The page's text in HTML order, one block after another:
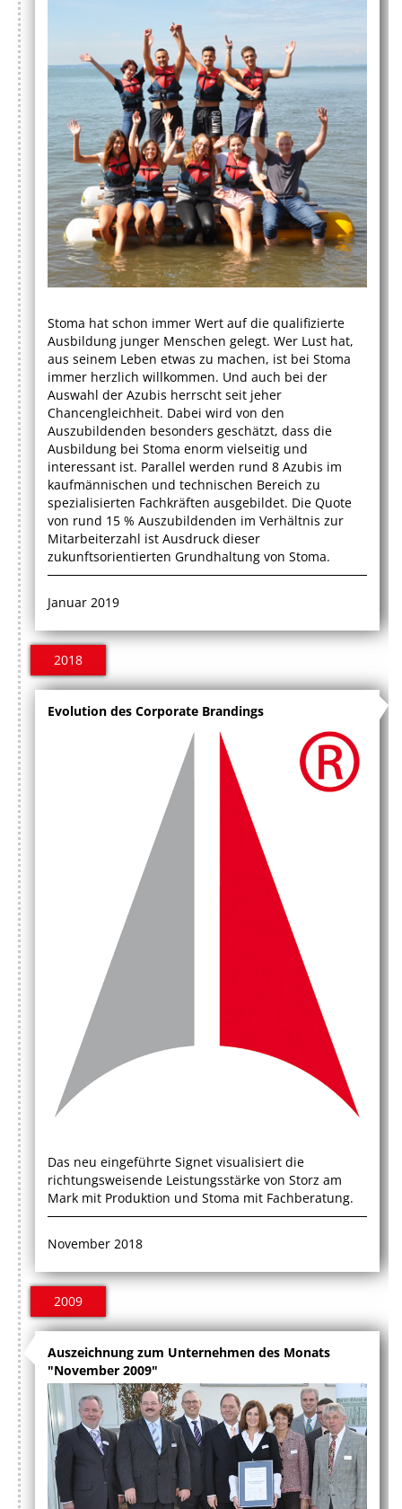
Stoma hat schon immer Wert auf die qualifizierte
Ausbildung junger Menschen gelegt. Wer Lust hat,
aus seinem Leben etwas zu machen, ist bei Stoma
immer herzlich willkommen. Und auch bei der
Auswahl der Azubis herrscht seit jeher
Chancengleichheit. Dabei wird von den
Auszubildenden besonders geschätzt, dass die
Ausbildung bei Stoma enorm vielseitig und
interessant ist. Parallel werden rund 8 Azubis im
kaufmännischen und technischen Bereich zu
spezialisierten Fachkräften ausgebildet. Die Quote
von rund 15 % Auszubildenden im Verhältnis zur
Mitarbeiterzahl ist Ausdruck dieser
zukunftsorientierten Grundhaltung von Stoma.
Januar 2019
2018
Evolution des Corporate Brandings
Das neu eingeführte Signet visualisiert die
richtungsweisende Leistungsstärke von Storz am
Mark mit Produktion und Stoma mit Fachberatung.
November 2018
2009
Auszeichnung zum Unternehmen des Monats
"November 2009"